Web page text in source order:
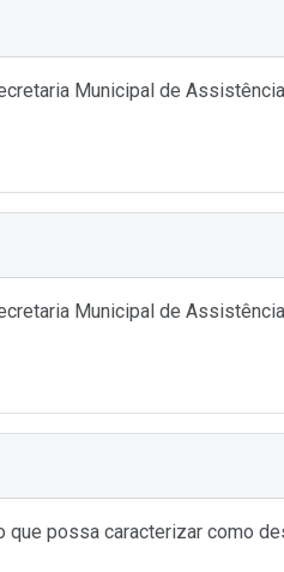
Municipal de
Municipal de
que possa caracterizar como